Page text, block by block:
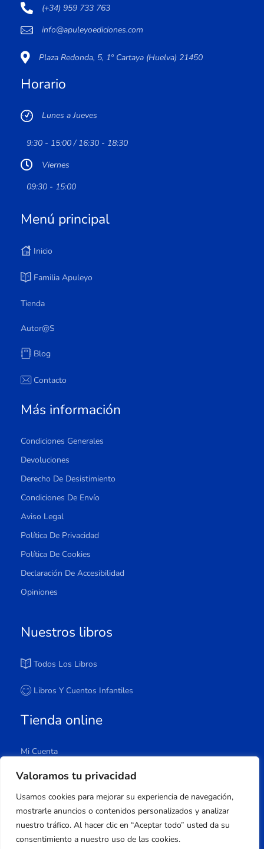
Valoramos tu privacidad
Usamos cookies para mejorar su experiencia de navegación,
mostrarle anuncios o contenidos personalizados y analizar
nuestro tráfico. Al hacer clic en “Aceptar todo” usted da su
consentimiento a nuestro uso de las cookies.
(+34) 959 733 763
info@apuleyoediciones.com
Plaza Redonda, 5, 1º Cartaya (Huelva) 21450
Horario
Lunes a Jueves
9:30 - 15:00 / 16:30 - 18:30
Viernes
09:30 - 15:00
Menú principal
Inicio
Familia Apuleyo
Tienda
Autor@s
Blog
Contacto
Más información
Condiciones Generales
Devoluciones
Derecho De Desistimiento
Condiciones De Envío
Aviso Legal
Política De Privacidad
Política De Cookies
Declaración De Accesibilidad
Opiniones
Nuestros libros
Todos Los Libros
Libros Y Cuentos Infantiles
Tienda online
Mi Cuenta
Carrito
Lista De Deseos